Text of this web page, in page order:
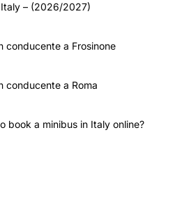
– (2026/2027)
conducente a Frosinone
conducente a Roma
book a minibus in Italy online?